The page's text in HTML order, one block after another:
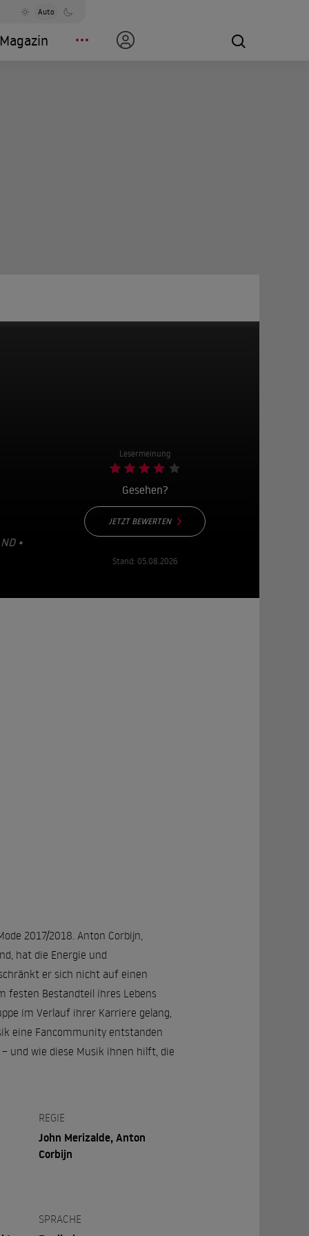
Auto
Magazin
• 2
Lesermeinung
Gesehen?
JETZT BEWERTEN
Stand: 05.08.2026
2017/2018. Anton Corbijn,
hat die Energie und
er sich nicht auf einen
festen Bestandteil ihres Lebens
im Verlauf ihrer Karriere gelang,
eine Fancommunity entstanden
und wie diese Musik ihnen hilft, die
REGIE
John Merizalde, Anton
Corbijn
SPRACHE